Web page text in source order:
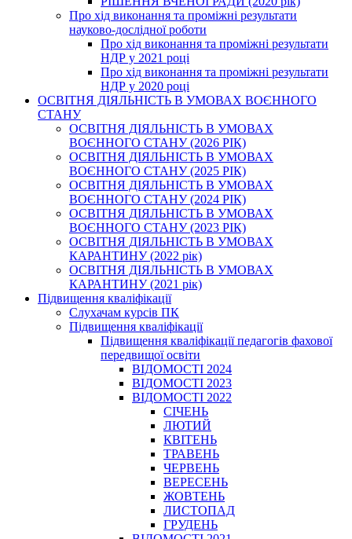
Про хід виконання та проміжні результати
науково-дослідної роботи
Про хід виконання та проміжні результати
НДР у 2021 році
Про хід виконання та проміжні результати
НДР у 2020 році
ОСВІТНЯ ДІЯЛЬНІСТЬ В УМОВАХ ВОЄННОГО
СТАНУ
ОСВІТНЯ ДІЯЛЬНІСТЬ В УМОВАХ
ВОЄННОГО СТАНУ (2026 РІК)
ОСВІТНЯ ДІЯЛЬНІСТЬ В УМОВАХ
ВОЄННОГО СТАНУ (2025 РІК)
ОСВІТНЯ ДІЯЛЬНІСТЬ В УМОВАХ
ВОЄННОГО СТАНУ (2024 РІК)
ОСВІТНЯ ДІЯЛЬНІСТЬ В УМОВАХ
ВОЄННОГО СТАНУ (2023 РІК)
ОСВІТНЯ ДІЯЛЬНІСТЬ В УМОВАХ
КАРАНТИНУ (2022 рік)
ОСВІТНЯ ДІЯЛЬНІСТЬ В УМОВАХ
КАРАНТИНУ (2021 рік)
Підвищення кваліфікації
Слухачам курсів ПК
Підвищення кваліфікації
Підвищення кваліфікації педагогів фахової
передвищої освіти
ВІДОМОСТІ 2024
ВІДОМОСТІ 2023
ВІДОМОСТІ 2022
СІЧЕНЬ
ЛЮТИЙ
КВІТЕНЬ
ТРАВЕНЬ
ЧЕРВЕНЬ
ВЕРЕСЕНЬ
ЖОВТЕНЬ
ЛИСТОПАД
ГРУДЕНЬ